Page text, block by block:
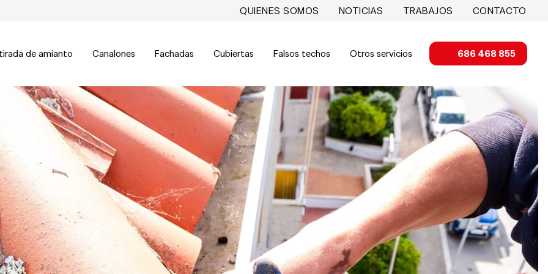
QUIENES SOMOS NOTICIAS TRABAJOS CONTACTO
de amianto Canalones Fachadas Cubiertas Falsos techos Otros servicios 686 468 855